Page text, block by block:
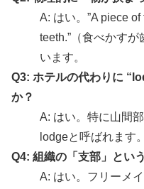
A: はい。”A piece
teeth.”（食べかす
います。
Q3: ホテルの代わりに
か？
A: はい。特に山間
lodgeと呼ばれます。
Q4: 組織の「支部」とい
A: はい。フリーメ